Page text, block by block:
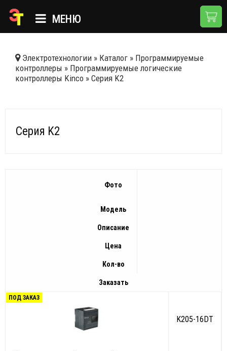
МЕНЮ
КАТАЛОГ
НОВОСТИ
Электротехнологии » Каталог » Программируемые
контроллеры » Программируемые логические
контроллеры Kinсo » Серия K2
Серия K2
Фото
Модель
Описание
Цена
Кол-во
Заказать
ПОД ЗАКАЗ
K205-16DT